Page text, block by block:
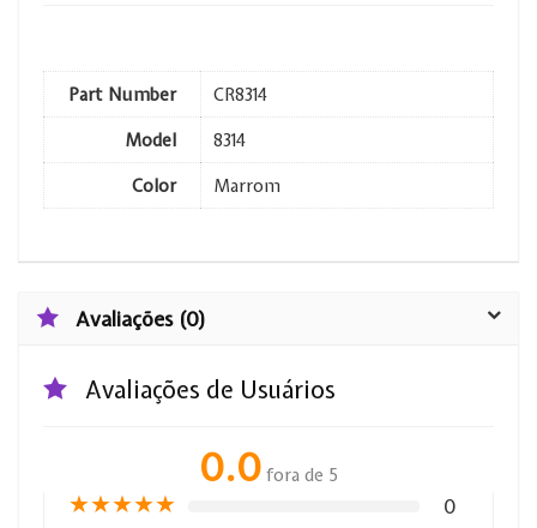
Part Number
CR8314
Model
8314
Color
Marrom
Avaliações (0)
Avaliações de Usuários
0.0 fora de 5
★★★★★ 0